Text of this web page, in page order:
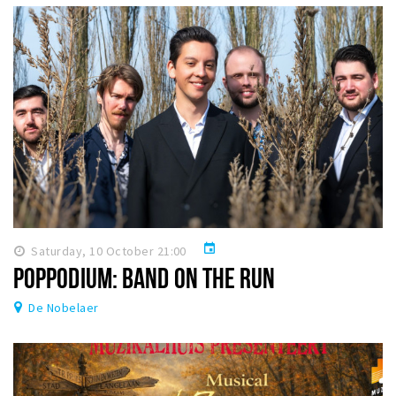
Saturday, 10 October 21:00 event
POPPODIUM: BAND ON THE RUN
De Nobelaer